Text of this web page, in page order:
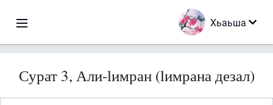
Хьаьша
Сурат 3, Али-lимран (lимрана дезал)